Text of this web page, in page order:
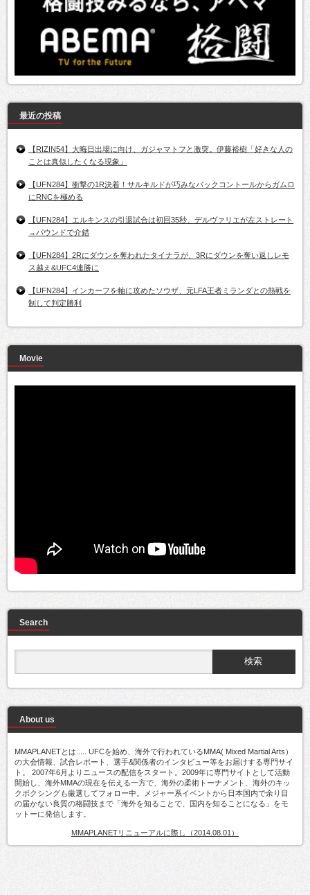
最近の投稿
【RIZIN54】大晦日出場に向け、ガジャマトフと激突。伊藤裕樹「好きな人の
ことは真似したくなる現象」
【UFN284】衝撃の1R決着！サルキルドが巧みなバックコントールからガムロ
にRNCを極める
【UFN284】エルキンスの引退試合は初回35秒、デルヴァリエが左ストレート
→パウンドで介錯
【UFN284】2Rにダウンを奪われたタイナラが、3Rにダウンを奪い返しレモ
ス越え&UFC4連勝に
【UFN284】インカーフを軸に攻めたソウザ、元LFA王者ミランダとの熱戦を
制して判定勝利
Movie
Search
About us
MMAPLANETとは..... UFCを始め、海外で行われているMMA( Mixed Martial Arts）
の大会情報、試合レポート、選手&関係者のインタビュー等をお届けする専門サイ
ト。 2007年6月よりニュースの配信をスタート。2009年に専門サイトとして活動
開始し、海外MMAの現在を伝える一方で、海外の柔術トーナメント、海外のキッ
クボクシングも厳選してフォロー中。メジャー系イベントから日本国内で余り目
の届かない良質の格闘技まで「海外を知ることで、国内を知ることになる」をモ
ットーに発信します。
MMAPLANETリニューアルに際し（2014.08.01）